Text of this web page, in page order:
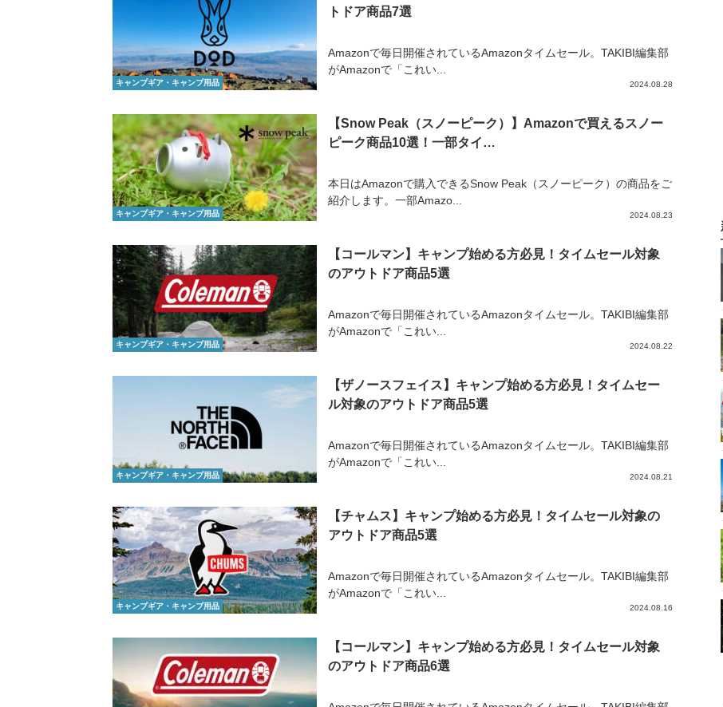
キャンプギア・キャンプ用品
トドア商品7選
Amazonで毎日開催されているAmazonタイムセール。TAKIBI編集部
がAmazonで「これい...
2024.08.28
キャンプギア・キャンプ用品
【Snow Peak（スノーピーク）】Amazonで買えるスノー
ピーク商品10選！一部タイ…
本日はAmazonで購入できるSnow Peak（スノーピーク）の商品をご
紹介します。一部Amazo...
2024.08.23
キャンプギア・キャンプ用品
【コールマン】キャンプ始める方必見！タイムセール対象
のアウトドア商品5選
Amazonで毎日開催されているAmazonタイムセール。TAKIBI編集部
がAmazonで「これい...
2024.08.22
キャンプギア・キャンプ用品
【ザノースフェイス】キャンプ始める方必見！タイムセー
ル対象のアウトドア商品5選
Amazonで毎日開催されているAmazonタイムセール。TAKIBI編集部
がAmazonで「これい...
2024.08.21
キャンプギア・キャンプ用品
【チャムス】キャンプ始める方必見！タイムセール対象の
アウトドア商品5選
Amazonで毎日開催されているAmazonタイムセール。TAKIBI編集部
がAmazonで「これい...
2024.08.16
【コールマン】キャンプ始める方必見！タイムセール対象
のアウトドア商品6選